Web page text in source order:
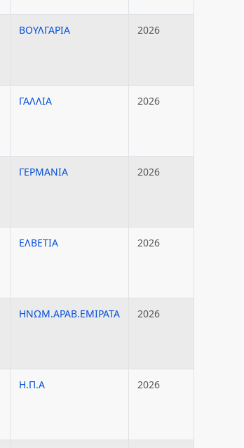
ΒΟΥΛΓΑΡΙΑ 2026
ΓΑΛΛΙΑ 2026
ΓΕΡΜΑΝΙΑ 2026
ΕΛΒΕΤΙΑ 2026
ΗΝΩΜ.ΑΡΑΒ.ΕΜΙΡΑΤΑ 2026
Η.Π.Α 2026